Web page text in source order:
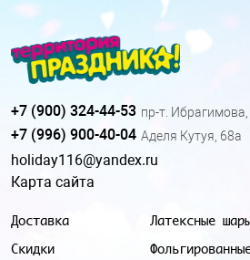
Доставка
Скидки
Латексные
+7 (900) 324-44-53 пр-т.
+7 (996) 900-40-04 Аделя Кутуя, 68а
holiday116@yandex.ru
Карта сайта